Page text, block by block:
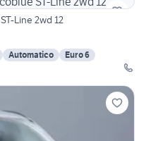
Line 2wd 12
Automatico
Euro 6